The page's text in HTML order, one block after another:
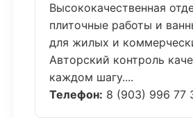
Высококачественная
плиточные работы и
для жилых и
Авторский контроль
каждом шагу....
Телефон: 8 (903) 996 77